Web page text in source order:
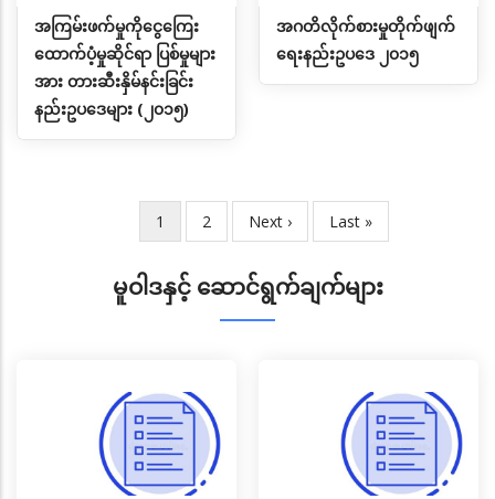
အကြမ်းဖက်မှုကိုငွေကြေး
ထောက်ပံ့မှုဆိုင်ရာ ပြစ်မှုများ
အား တားဆီးနှိမ်နင်းခြင်း
နည်းဥပဒေများ (၂၀၁၅)
အဂတိလိုက်စားမှုတိုက်ဖျက်
ရေးနည်းဥပဒေ ၂၀၁၅
လက်ရှိ
1 Page
2
Next
Next ›
Last
Last »
မူဝါဒနှင့် ဆောင်ရွက်ချက်များ